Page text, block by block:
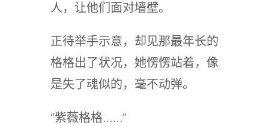
人，让他们面对墙壁。
正待举手示意，却见那最年长的
格格出了状况，她愣愣站着，像
是失了魂似的，毫不动弹。
“紫薇格格……”